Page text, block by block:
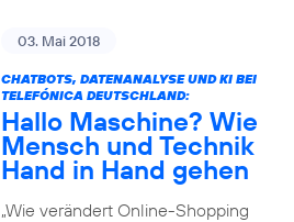
03. Mai 2018
CHATBOTS, DATENANALYSE UND KI BEI
TELEFÓNICA DEUTSCHLAND:
Hallo Maschine? Wie
Mensch und Technik
Hand in Hand gehen
„Wie verändert Online-Shopping